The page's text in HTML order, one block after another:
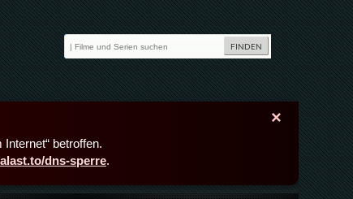
×
betroffen.
dns-sperre.